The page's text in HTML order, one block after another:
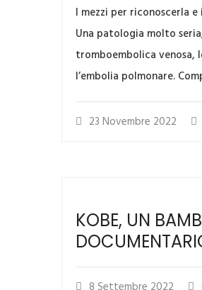
I mezzi per riconoscerla e
Una patologia molto
tromboembolica venosa,
l’embolia polmonare.
23 Novembre 2022
KOBE, UN